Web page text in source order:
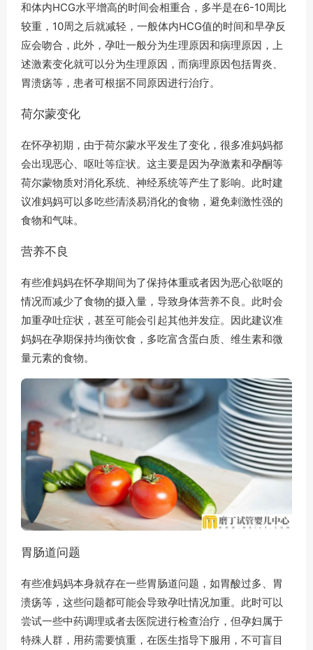
和体内HCG水平增高的时间会相重合，多半是在6-10周比
较重，10周之后就减轻，一般体内HCG值的时间和早孕反
应会吻合，此外，孕吐一般分为生理原因和病理原因，上
述激素变化就可以分为生理原因，而病理原因包括胃炎、
胃溃疡等，患者可根据不同原因进行治疗。
荷尔蒙变化
在怀孕初期，由于荷尔蒙水平发生了变化，很多准妈妈都
会出现恶心、呕吐等症状。这主要是因为孕激素和孕酮等
荷尔蒙物质对消化系统、神经系统等产生了影响。此时建
议准妈妈可以多吃些清淡易消化的食物，避免刺激性强的
食物和气味。
营养不良
有些准妈妈在怀孕期间为了保持体重或者因为恶心欲呕的
情况而减少了食物的摄入量，导致身体营养不良。此时会
加重孕吐症状，甚至可能会引起其他并发症。因此建议准
妈妈在孕期保持均衡饮食，多吃富含蛋白质、维生素和微
量元素的食物。
胃肠道问题
有些准妈妈本身就存在一些胃肠道问题，如胃酸过多、胃
溃疡等，这些问题都可能会导致孕吐情况加重。此时可以
尝试一些中药调理或者去医院进行检查治疗，但孕妇属于
特殊人群，用药需要慎重，在医生指导下服用，不可盲目